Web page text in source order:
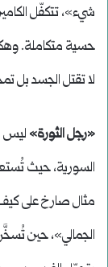
شيء»، تتكفّل
حسية متكاملة.
لا تقتل الجسد بل
«رجل الثورة» ليس
السورية، حيث
مثال صارخ على
الجمالي»، حين